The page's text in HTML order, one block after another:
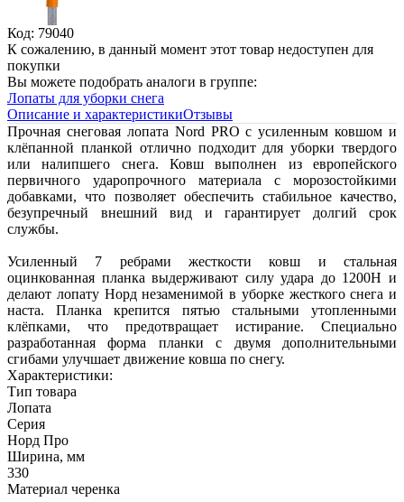
Код: 79040
К сожалению, в данный момент этот товар недоступен для
покупки
Вы можете подобрать аналоги в группе:
Лопаты для уборки снега
Описание и характеристикиОтзывы
Прочная снеговая лопата Nord PRO с усиленным ковшом и
клёпанной планкой отлично подходит для уборки твердого
или налипшего снега. Ковш выполнен из европейского
первичного ударопрочного материала с морозостойкими
добавками, что позволяет обеспечить стабильное качество,
безупречный внешний вид и гарантирует долгий срок
службы.
Усиленный 7 ребрами жесткости ковш и стальная
оцинкованная планка выдерживают силу удара до 1200Н и
делают лопату Норд незаменимой в уборке жесткого снега и
наста. Планка крепится пятью стальными утопленными
клёпками, что предотвращает истирание. Специально
разработанная форма планки с двумя дополнительными
сгибами улучшает движение ковша по снегу.
Характеристики:
Тип товара
Лопата
Серия
Норд Про
Ширина, мм
330
Материал черенка